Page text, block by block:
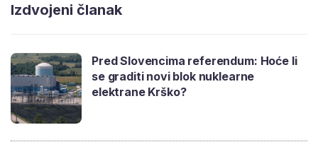
Izdvojeni članak
Pred Slovencima referendum: Hoće li
se graditi novi blok nuklearne
elektrane Krško?